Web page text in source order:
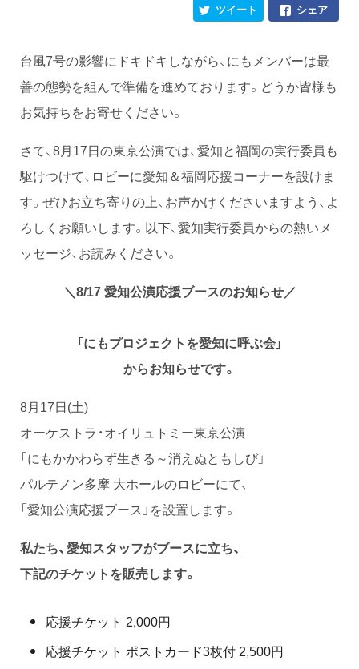
シェア
ツイート
台風7号の影響にドキドキしながら、にもメンバーは最
善の態勢を組んで準備を進めております。どうか皆様も
お気持ちをお寄せください。
さて、8月17日の東京公演では、愛知と福岡の実行委員も
駆けつけて、ロビーに愛知＆福岡応援コーナーを設けま
す。ぜひお立ち寄りの上、お声かけくださいますよう、よ
ろしくお願いします。以下、愛知実行委員からの熱いメ
ッセージ、お読みください。
＼8/17 愛知公演応援ブースのお知らせ／
「にもプロジェクトを愛知に呼ぶ会」
からお知らせです。
8月17日(土)
オーケストラ・オイリュトミー東京公演
「にもかかわらず生きる～消えぬともしび」
パルテノン多摩 大ホールのロビーにて、
「愛知公演応援ブース」を設置します。
私たち、愛知スタッフがブースに立ち、
下記のチケットを販売します。
応援チケット 2,000円
応援チケット ポストカード3枚付 2,500円